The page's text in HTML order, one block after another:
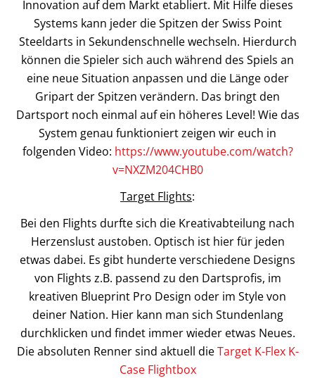
Innovation auf dem Markt etabliert. Mit Hilfe dieses
Systems kann jeder die Spitzen der Swiss Point
Steeldarts in Sekundenschnelle wechseln. Hierdurch
können die Spieler sich auch während des Spiels an
eine neue Situation anpassen und die Länge oder
Gripart der Spitzen verändern. Das bringt den
Dartsport noch einmal auf ein höheres Level! Wie das
System genau funktioniert zeigen wir euch in
folgenden Video: https://www.youtube.com/watch?
v=NXZM204CHB0
Target Flights:
Bei den Flights durfte sich die Kreativabteilung nach
Herzenslust austoben. Optisch ist hier für jeden
etwas dabei. Es gibt hunderte verschiedene Designs
von Flights z.B. passend zu den Dartsprofis, im
kreativen Blueprint Pro Design oder im Style von
deiner Nation. Hier kann man sich Stundenlang
durchklicken und findet immer wieder etwas Neues.
Die absoluten Renner sind aktuell dieTarget K-Flex K-
Case Flightbox